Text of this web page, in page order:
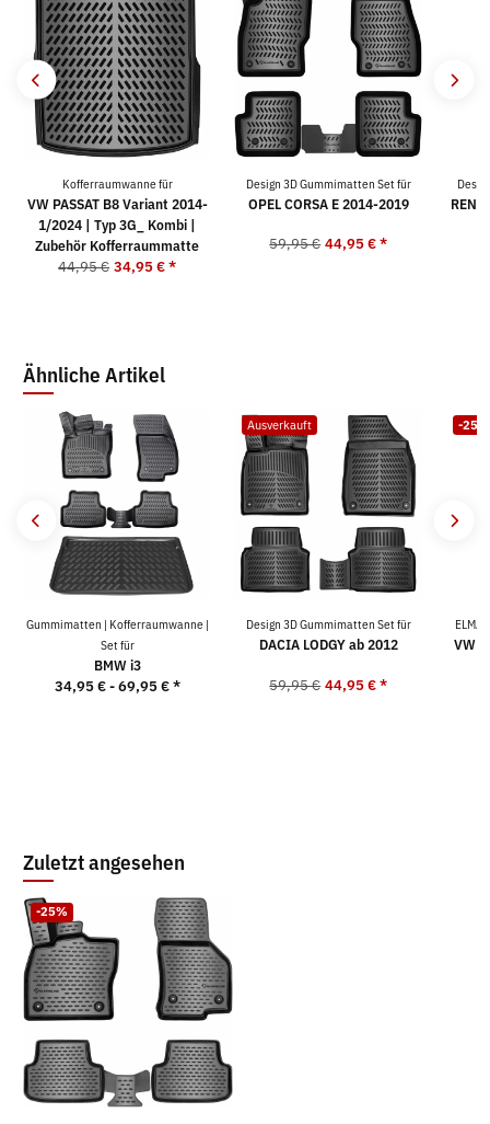
Kofferraumwanne für
VW PASSAT B8 Variant 2014-
1/2024 | Typ 3G_ Kombi |
Zubehör Kofferraummatte
44,95 € 34,95 €*
Design 3D Gummimatten Set für
OPEL CORSA E 2014-2019
59,95 € 44,95 €*
Ähnliche Artikel
Gummimatten | Kofferraumwanne |
Set für
BMW i3
34,95 € -69,95 €*
Ausverkauft
Design 3D Gummimatten Set für
DACIA LODGY ab 2012
59,95 € 44,95 €*
-25%
VW
Zuletzt angesehen
-25%